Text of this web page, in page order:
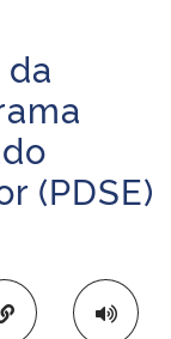
(PDSE)
Copiar para área